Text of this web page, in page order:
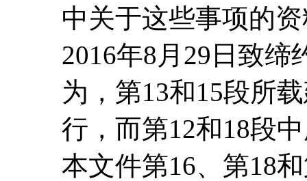
中关于这些事项的
2016年8月29日致缔
为，第13和15段所
行，而第12和18段
本文件第16、第18